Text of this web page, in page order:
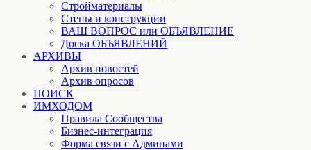
Стройматериалы
Стены и конструкции
ВАШ ВОПРОС или ОБЪЯВЛЕНИЕ
Доска ОБЪЯВЛЕНИЙ
АРХИВЫ
Архив новостей
Архив опросов
ПОИСК
ИМХОДОМ
Правила Сообщества
Бизнес-интеграция
Форма связи с Админами